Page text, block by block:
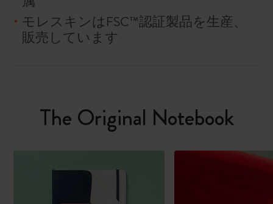
モレスキンはFSC™認証製品を生産、
販売しています
The Original Notebook